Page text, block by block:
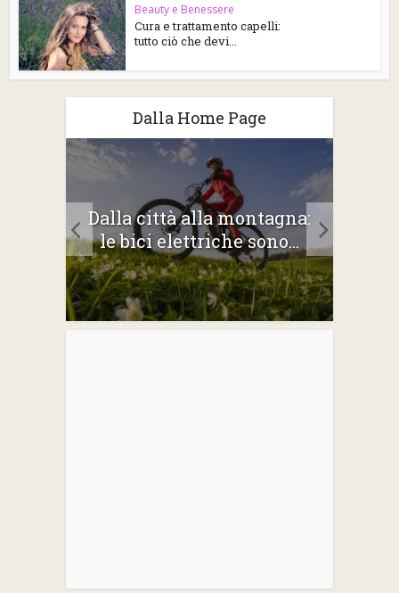
Beauty e Benessere
Cura e trattamento capelli:
tutto ciò che devi...
Dalla Home Page
Dalla città alla montagna:
le bici elettriche sono...